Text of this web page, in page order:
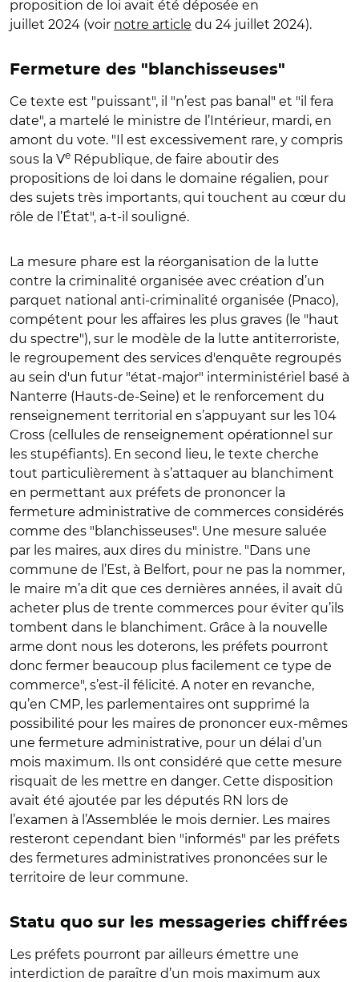
proposition de loi avait été déposée en
juillet 2024 (voir notre article du 24 juillet 2024).
Fermeture des "blanchisseuses"
Ce texte est "puissant", il "n’est pas banal" et "il fera
date", a martelé le ministre de l’Intérieur, mardi, en
amont du vote. "Il est excessivement rare, y compris
sous la Ve République, de faire aboutir des
propositions de loi dans le domaine régalien, pour
des sujets très importants, qui touchent au cœur du
rôle de l’État", a-t-il souligné.
La mesure phare est la réorganisation de la lutte
contre la criminalité organisée avec création d’un
parquet national anti-criminalité organisée (Pnaco),
compétent pour les affaires les plus graves (le "haut
du spectre"), sur le modèle de la lutte antiterroriste,
le regroupement des services d'enquête regroupés
au sein d'un futur "état-major" interministériel basé à
Nanterre (Hauts-de-Seine) et le renforcement du
renseignement territorial en s’appuyant sur les 104
Cross (cellules de renseignement opérationnel sur
les stupéfiants). En second lieu, le texte cherche
tout particulièrement à s’attaquer au blanchiment
en permettant aux préfets de prononcer la
fermeture administrative de commerces considérés
comme des "blanchisseuses". Une mesure saluée
par les maires, aux dires du ministre. "Dans une
commune de l’Est, à Belfort, pour ne pas la nommer,
le maire m’a dit que ces dernières années, il avait dû
acheter plus de trente commerces pour éviter qu’ils
tombent dans le blanchiment. Grâce à la nouvelle
arme dont nous les doterons, les préfets pourront
donc fermer beaucoup plus facilement ce type de
commerce", s’est-il félicité. A noter en revanche,
qu’en CMP, les parlementaires ont supprimé la
possibilité pour les maires de prononcer eux-mêmes
une fermeture administrative, pour un délai d’un
mois maximum. Ils ont considéré que cette mesure
risquait de les mettre en danger. Cette disposition
avait été ajoutée par les députés RN lors de
l’examen à l’Assemblée le mois dernier. Les maires
resteront cependant bien "informés" par les préfets
des fermetures administratives prononcées sur le
territoire de leur commune.
Statu quo sur les messageries chiffrées
Les préfets pourront par ailleurs émettre une
interdiction de paraître d’un mois maximum aux